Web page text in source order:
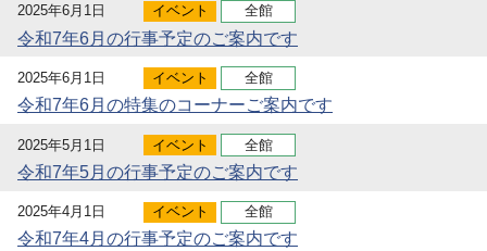
2025年6月1日 イベント 全館
令和7年6月の行事予定のご案内です
2025年6月1日 イベント 全館
令和7年6月の特集のコーナーご案内です
2025年5月1日 イベント 全館
令和7年5月の行事予定のご案内です
2025年4月1日 イベント 全館
令和7年4月の行事予定のご案内です